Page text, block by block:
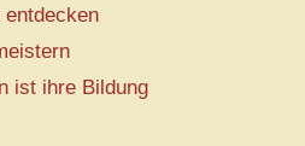
ist ihre Bildung